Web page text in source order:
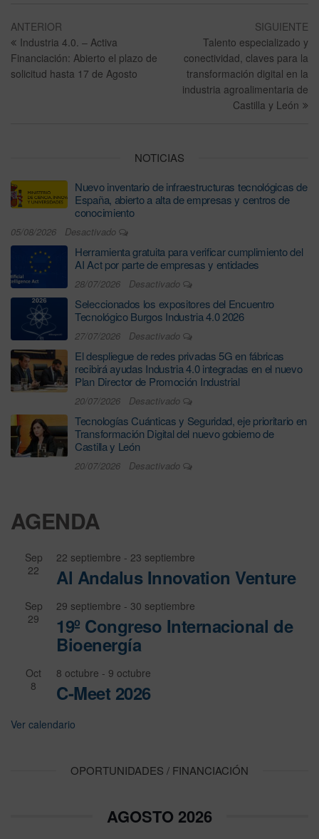
ANTERIOR
Industria 4.0. – Activa
Financiación: Abierto el plazo de
solicitud hasta 17 de Agosto
SIGUIENTE
Talento especializado y
conectividad, claves para la
transformación digital en la
industria agroalimentaria de
Castilla y León
NOTICIAS
Nuevo inventario de infraestructuras tecnológicas de
España, abierto a alta de empresas y centros de
conocimiento
05/08/2026 Desactivado
Herramienta gratuita para verificar cumplimiento del
AI Act por parte de empresas y entidades
28/07/2026 Desactivado
Seleccionados los expositores del Encuentro
Tecnológico Burgos Industria 4.0 2026
27/07/2026 Desactivado
El despliegue de redes privadas 5G en fábricas
recibirá ayudas Industria 4.0 integradas en el nuevo
Plan Director de Promoción Industrial
20/07/2026 Desactivado
Tecnologías Cuánticas y Seguridad, eje prioritario en
Transformación Digital del nuevo gobierno de
Castilla y León
20/07/2026 Desactivado
AGENDA
Sep
22
22 septiembre - 23 septiembre
Al Andalus Innovation Venture
Sep
29
29 septiembre - 30 septiembre
19º Congreso Internacional de
Bioenergía
Oct
8
8 octubre - 9 octubre
C-Meet 2026
Ver calendario
OPORTUNIDADES / FINANCIACIÓN
AGOSTO 2026